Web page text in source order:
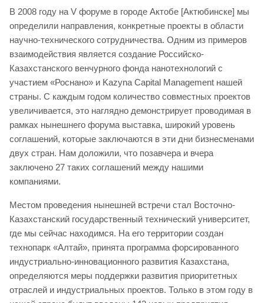
В 2008 году на V форуме в городе Актобе [Актюбинске] мы
определили направления, конкретные проекты в области
научно-технического сотрудничества. Одним из примеров
взаимодействия является создание Российско-
Казахстанского венчурного фонда нанотехнологий с
участием «Роснано» и Kazyna Capital Management нашей
страны. С каждым годом количество совместных проектов
увеличивается, это наглядно демонстрирует проводимая в
рамках нынешнего форума выставка, широкий уровень
соглашений, которые заключаются в эти дни бизнесменами
двух стран. Нам доложили, что позавчера и вчера
заключено 27 таких соглашений между нашими
компаниями.
Местом проведения нынешней встречи стал Восточно-
Казахстанский государственный технический университет,
где мы сейчас находимся. На его территории создан
технопарк «Алтай», принята программа форсированного
индустриально-инновационного развития Казахстана,
определяются меры поддержки развития приоритетных
отраслей и индустриальных проектов. Только в этом году в